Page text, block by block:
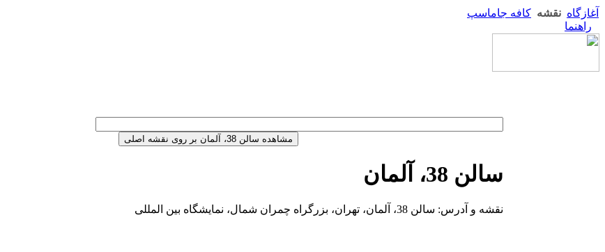
آغازگاه نقشه کافه جاماسپ
راهنما
سالن 38، آلمان
نقشه و آدرس: سالن 38، آلمان، تهران، بزرگراه چمران شمال، نمایشگاه بین المللی